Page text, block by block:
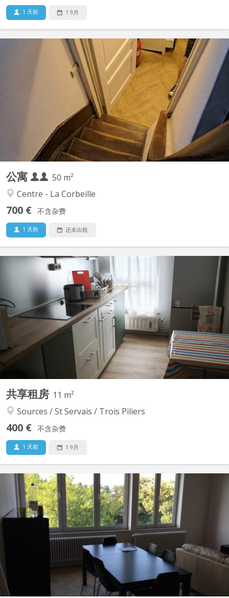
1 天前 1 9月
公寓
50 m²
Centre - La Corbeille
700 € 不含杂费
1 天前 还未出租
KN 5853
Duplex pour une personne ou 2 personnes 2ème étage chambre
+ salle de bain (baignoire) 3ème étage pièce à vivre avec cuisine
semi-équipée (four, 4 taques, frigo, évier et rangements) rue
piétonne, endroit calme - vue à l'arrière sur la Citadelle Fibre de
chez Proximus installée (internet non...
共享租房 11 m²
Sources / St Servais / Trois Piliers
400 € 不含杂费
1 天前 1 9月
KN 5889
Une chambre duplex à louer au second étage d'une maison à St
Servais dans une rue calme avec tout à proximité.
Super appartement 2 chambres située dans une belle résidence à
proximité de la Gare (7 avenue de la Gare), au 5ème étage avec
ascenseur. Complètement rénové, avec séjour, salle-à-manger,
cuisine complètement équipée séparée, salle-de-douche. Loyer
pour une chambre (une disponible). Grande chambre...